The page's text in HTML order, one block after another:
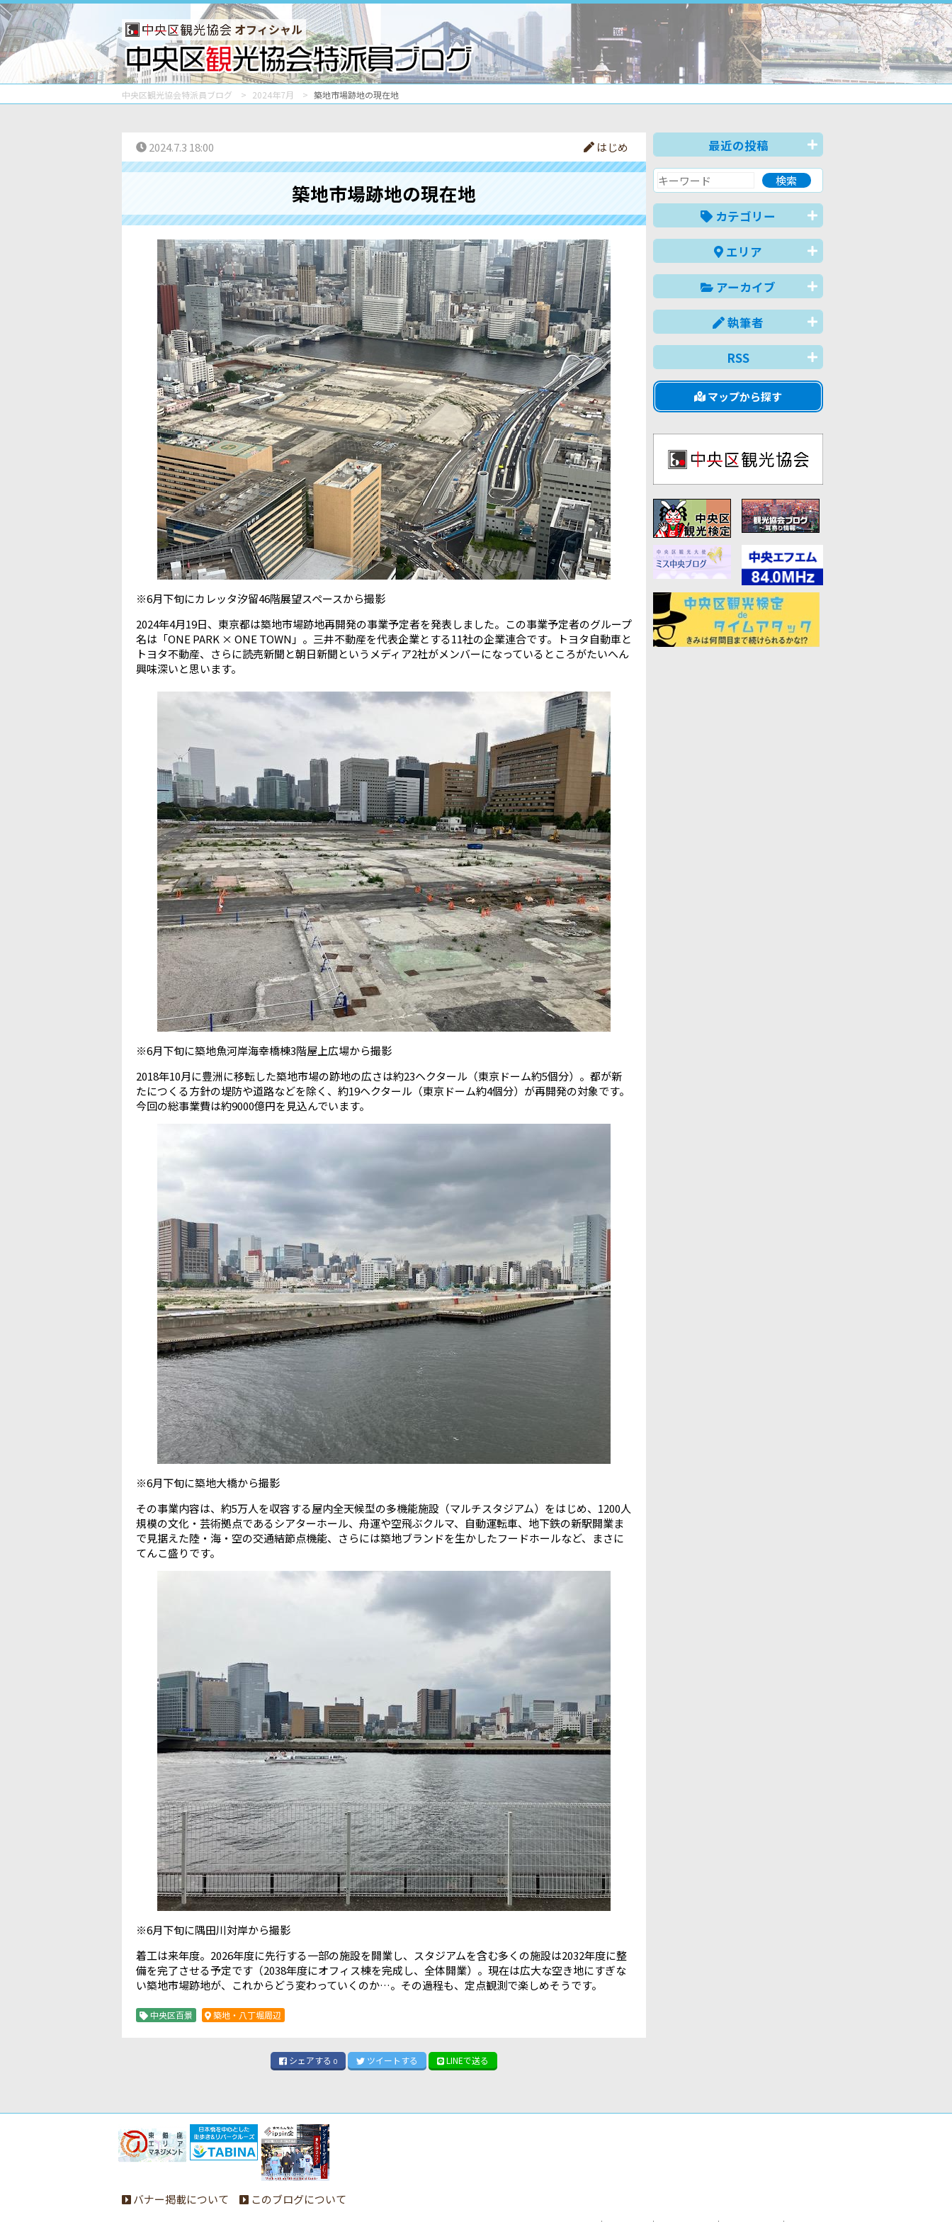
オフィシャル
中央区観光協会特派員ブログ 2024年7月 築地市場跡地の現在地
2024.7.3 18:00 はじめ
築地市場跡地の現在地
※6月下旬にカレッタ汐留46階展望スペースから撮影
2024年4月19日、東京都は築地市場跡地再開発の事業予定者を発表しました。この事業予定者のグループ
名は「ONE PARK × ONE TOWN」。三井不動産を代表企業とする11社の企業連合です。トヨタ自動車と
トヨタ不動産、さらに読売新聞と朝日新聞というメディア2社がメンバーになっているところがたいへん
興味深いと思います。
※6月下旬に築地魚河岸海幸橋棟3階屋上広場から撮影
2018年10月に豊洲に移転した築地市場の跡地の広さは約23ヘクタール（東京ドーム約5個分）。都が新
たにつくる方針の堤防や道路などを除く、約19ヘクタール（東京ドーム約4個分）が再開発の対象です。
今回の総事業費は約9000億円を見込んでいます。
※6月下旬に築地大橋から撮影
その事業内容は、約5万人を収容する屋内全天候型の多機能施設（マルチスタジアム）をはじめ、1200人
規模の文化・芸術拠点であるシアターホール、舟運や空飛ぶクルマ、自動運転車、地下鉄の新駅開業ま
で見据えた陸・海・空の交通結節点機能、さらには築地ブランドを生かしたフードホールなど、まさに
てんこ盛りです。
※6月下旬に隅田川対岸から撮影
着工は来年度。2026年度に先行する一部の施設を開業し、スタジアムを含む多くの施設は2032年度に整
備を完了させる予定です（2038年度にオフィス棟を完成し、全体開業）。現在は広大な空き地にすぎな
い築地市場跡地が、これからどう変わっていくのか…。その過程も、定点観測で楽しめそうです。
中央区百景 築地・八丁堀周辺
シェアする 0 ツイートする LINEで送る
最近の投稿
カテゴリー
エリア
アーカイブ
執筆者
RSS
マップから探す
バナー掲載について
このブログについて